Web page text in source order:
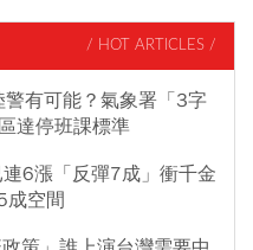
/ HOT ARTICLES /
有可能？氣象署「3字
達停班課標準
6漲「反彈7成」衝千金
成空間